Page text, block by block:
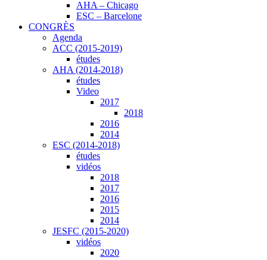
AHA – Chicago
ESC – Barcelone
CONGRÈS
Agenda
ACC (2015-2019)
études
AHA (2014-2018)
études
Video
2017
2018
2016
2014
ESC (2014-2018)
études
vidéos
2018
2017
2016
2015
2014
JESFC (2015-2020)
vidéos
2020